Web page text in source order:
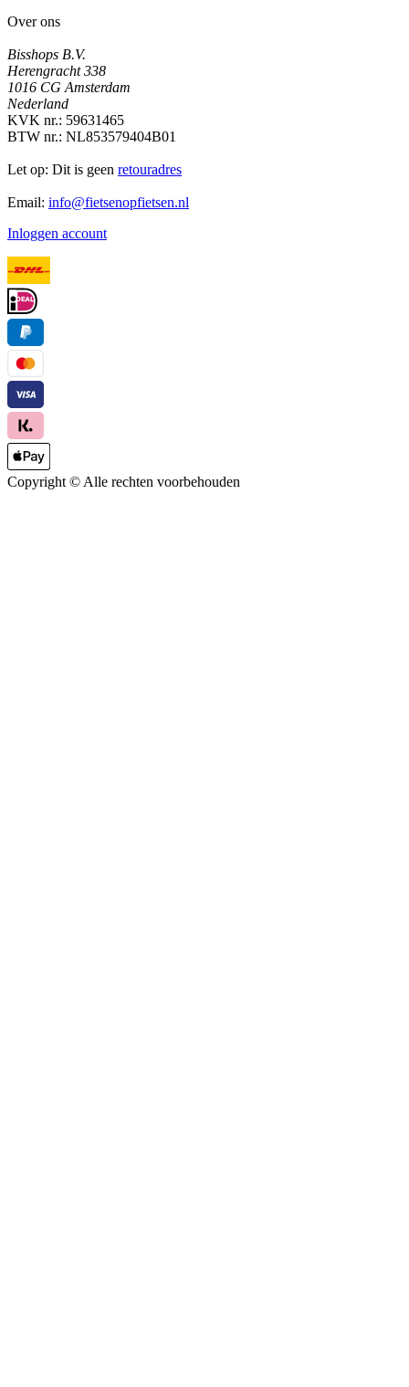
Over ons
Bisshops B.V.
Herengracht 338
1016 CG Amsterdam
Nederland
KVK nr.: 59631465
BTW nr.: NL853579404B01
Let op: Dit is geen retouradres
Email: info@fietsenopfietsen.nl
Inloggen account
Copyright © Alle rechten voorbehouden